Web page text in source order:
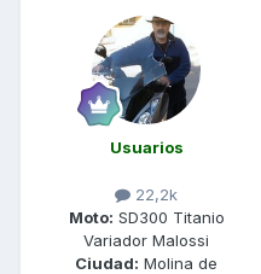
Usuarios
22,2k
Moto: SD300 Titanio
Variador Malossi
Ciudad: Molina de